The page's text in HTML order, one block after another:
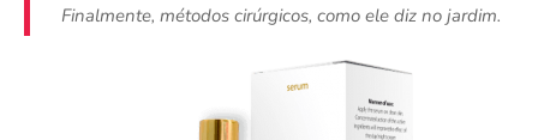
Finalmente, métodos cirúrgicos, como ele diz no jardim.